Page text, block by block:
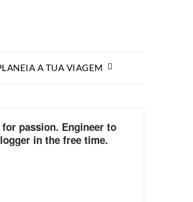
A TUA VIAGEM
for passion. Engineer to
in the free time.